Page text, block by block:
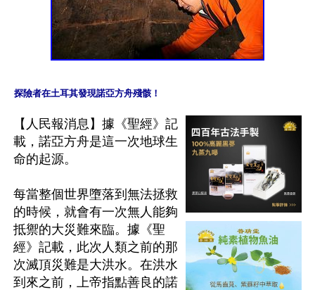
探險者在土耳其發現諾亞方舟殘骸！
【人民報消息】據《聖經》記
載，諾亞方舟是這一次地球生
命的起源。
每當整個世界墮落到無法拯救
的時候，就會有一次無人能夠
抵禦的大災難來臨。據《聖
經》記載，此次人類之前的那
次滅頂災難是大洪水。在洪水
到來之前，上帝指點善良的諾